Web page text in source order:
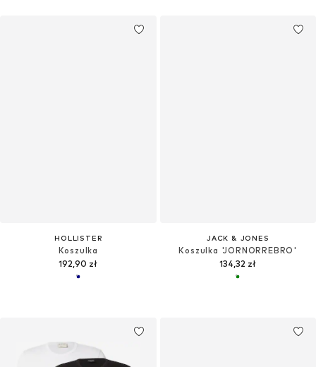
HOLLISTER
Koszulka
192,90 zł
JACK & JONES
Koszulka 'JORNORREBRO'
134,32 zł